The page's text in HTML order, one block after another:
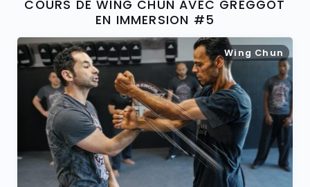
COURS DE WING CHUN AVEC GREGGOT
EN IMMERSION #5
Wing Chun